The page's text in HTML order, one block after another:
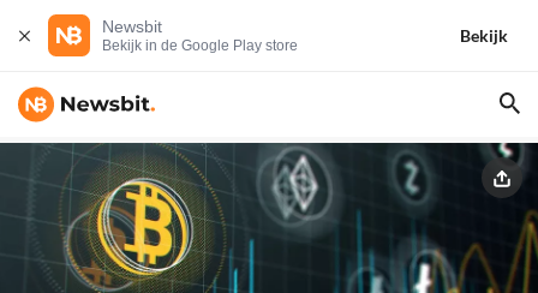
Newsbit
Bekijk in de Google Play store
Bekijk